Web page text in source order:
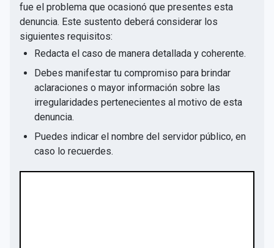
fue el problema que ocasionó que presentes esta
denuncia. Este sustento deberá considerar los
siguientes requisitos:
Redacta el caso de manera detallada y coherente.
Debes manifestar tu compromiso para brindar
aclaraciones o mayor información sobre las
irregularidades pertenecientes al motivo de esta
denuncia.
Puedes indicar el nombre del servidor público, en
caso lo recuerdes.